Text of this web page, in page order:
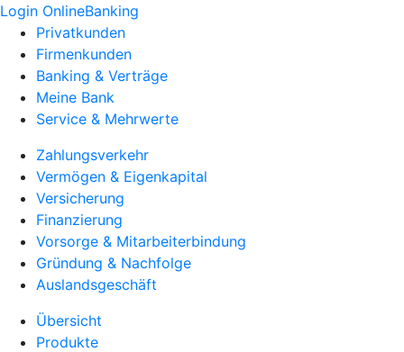
Login OnlineBanking
Privatkunden
Firmenkunden
Banking & Verträge
Meine Bank
Service & Mehrwerte
Zahlungsverkehr
Vermögen & Eigenkapital
Versicherung
Finanzierung
Vorsorge & Mitarbeiterbindung
Gründung & Nachfolge
Auslandsgeschäft
Übersicht
Produkte